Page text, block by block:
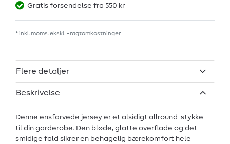
Gratis forsendelse fra 550 kr
* inkl. moms. ekskl. Fragtomkostninger
Flere detaljer
Beskrivelse
Denne ensfarvede jersey er et alsidigt allround-stykke
til din garderobe. Den bløde, glatte overflade og det
smidige fald sikrer en behagelig bærekomfort hele